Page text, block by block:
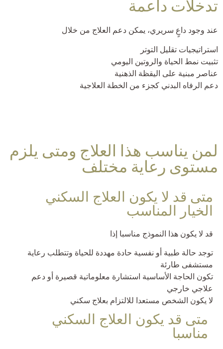
تدخلات داعمة
عند وجود داعٍ سريري، يمكن دعم العلاج من خلال
استراتيجيات تقليل التوتر
تثبيت نمط الحياة والروتين اليومي
عناصر مبنية على اليقظة الذهنية
دعم الرفاه البدني كجزء من الخطة العلاجية
لمن يناسب هذا العلاج ومتى يلزم
مستوى رعاية مختلف
متى قد لا يكون العلاج السكني
الخيار المناسب
قد لا يكون هذا النموذج مناسبا إذا
توجد حالة طبية أو نفسية حادة مهددة للحياة وتتطلب رعاية
مستشفى طارئة
تكون الحاجة الأساسية استشارة معلوماتية قصيرة أو دعم
علاجي خارجي
لا يكون الشخص مستعدا للالتزام بعلاج سكني
متى قد يكون العلاج السكني
مناسبا